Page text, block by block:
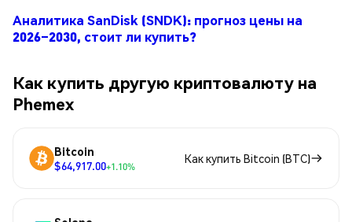
Аналитика SanDisk (SNDK): прогноз цены на
2026–2030, стоит ли купить?
Как купить другую криптовалюту на
Phemex
Bitcoin
$64,917.00+1.10%
Как купить Bitcoin (BTC)